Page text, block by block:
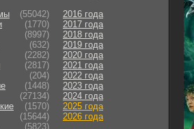
(55042)
(1770)
(8997)
(632)
(2282)
(2817)
(204)
(1448)
(27134)
(1570)
(15644)
(5823)
2016 года
2017 года
2018 года
2019 года
2020 года
2021 года
2022 года
2023 года
2024 года
2025 года
2026 года